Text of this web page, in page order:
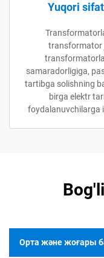
Yuqori
transformator
samaradorligiga,
tartibga solishning
birga elektr
foydalanuvchilarga
Орта және жоғары